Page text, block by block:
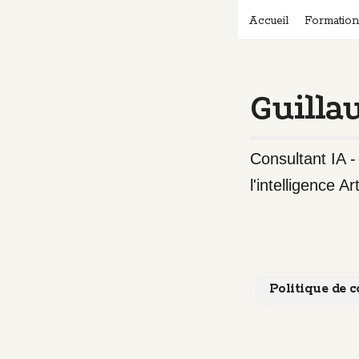
Accueil
Consultant IA
l'intelligence
Politique de